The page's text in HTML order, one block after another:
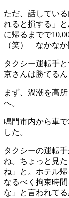
ただ、話してい
れると損する」
に帰るまでで
（笑） なかなか
タクシー運転手
京さんは勝てる
まず、渦潮を高
へ。
鳴門市内から車
した。
タクシーの運転
ね。ちょっと見
ね」と。ホテル帰
なるべく拘束時
な」と言われて